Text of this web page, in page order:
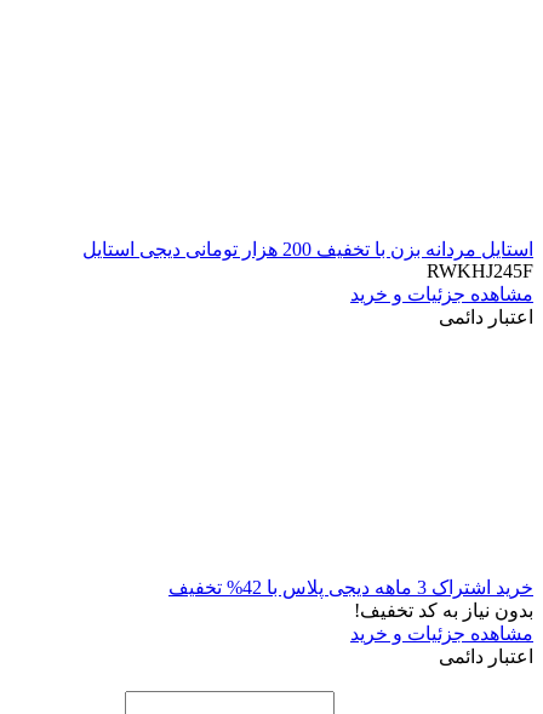
استایل مردانه بزن با تخفیف 200 هزار تومانی دیجی استایل
RWKHJ245F
مشاهده جزئیات و خرید
اعتبار دائمی
خرید اشتراک 3 ماهه دیجی پلاس با 42% تخفیف
بدون نیاز به کد تخفیف!
مشاهده جزئیات و خرید
اعتبار دائمی